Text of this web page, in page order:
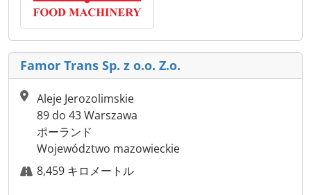
Famor Trans Sp. z o.o. Z.o.
Aleje Jerozolimskie
89 do 43 Warszawa
ポーランド
Województwo mazowieckie
8,459 キロメートル